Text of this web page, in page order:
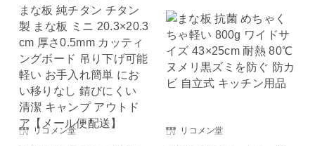
リコメン堂 リコメン堂